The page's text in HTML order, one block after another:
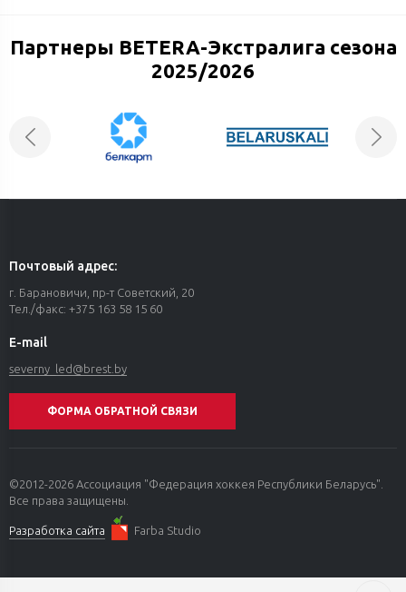
Партнеры BETERA-Экстралига сезона
2025/2026
Почтовый адрес:
г. Барановичи, пр-т Советский, 20
Тел./факс: +375 163 58 15 60
E-mail
severny_led@brest.by
ФОРМА ОБРАТНОЙ СВЯЗИ
©2012-2026 Ассоциация "Федерация хоккея Республики Беларусь".
Все права защищены.
Разработка сайта Farba Studio